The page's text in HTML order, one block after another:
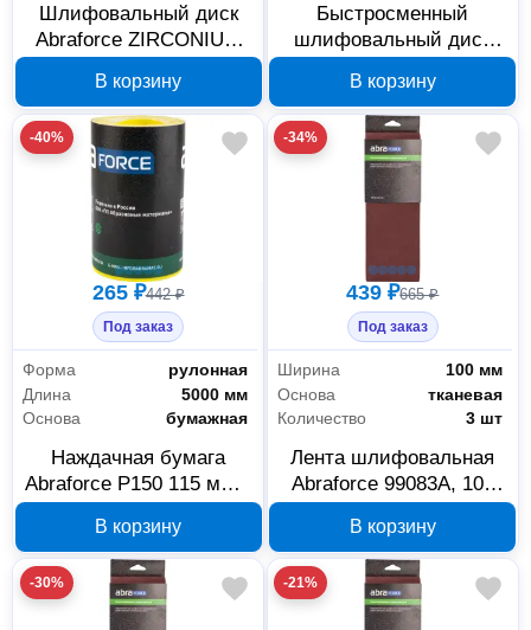
Шлифовальный диск
Abraforce ZIRCONIUM
В корзину
Быстросменный
шлифовальный диск
P60 50 мм Roloc 093588
В корзину
-40%
265 ₽442 ₽
Под заказ
Форма
рулонная
Длина
5000 мм
Основа
бумажная
Наждачная бумага
Abraforce Р150 115 мм x
В корзину
-34%
439 ₽665 ₽
Под заказ
Ширина
100 мм
Основа
тканевая
Количество
3 шт
Лента шлифовальная
Abraforce 99083А, 100
В корзину
-30% -21%